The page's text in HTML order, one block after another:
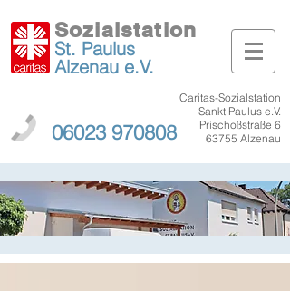
Sozialstation
St. Paulus
Alzenau e.V.
06023 970808
Caritas-Sozialstation
Sankt Paulus e.V.
Prischoßstraße 6
63755 Alzenau